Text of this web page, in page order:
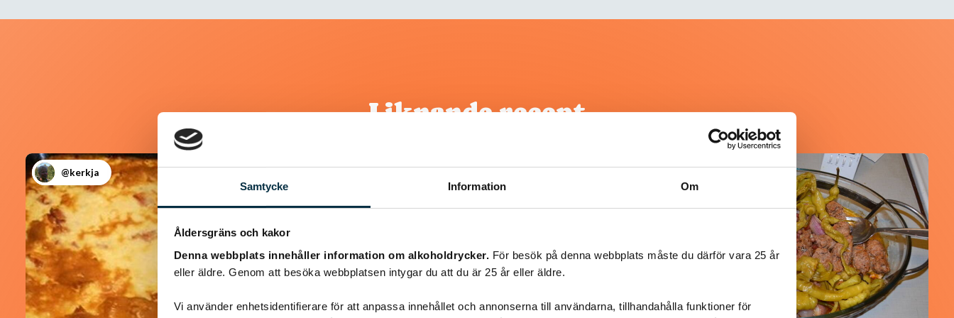
Samtycke Information Om
Åldersgräns och kakor
Denna webbplats innehåller information om alkoholdrycker. För besök på denna webbplats måste du därför vara 25 år
eller äldre. Genom att besöka webbplatsen intygar du att du är 25 år eller äldre.
Vi använder enhetsidentifierare för att anpassa innehållet och annonserna till användarna, tillhandahålla funktioner för
Liknande recept
@kerkja